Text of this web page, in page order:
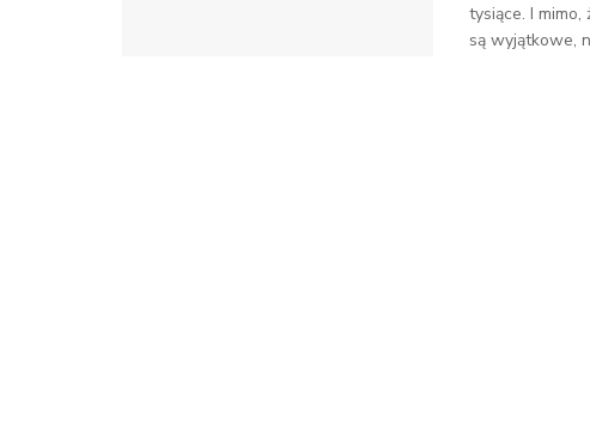
tysiące. I
są wyjątkowe,